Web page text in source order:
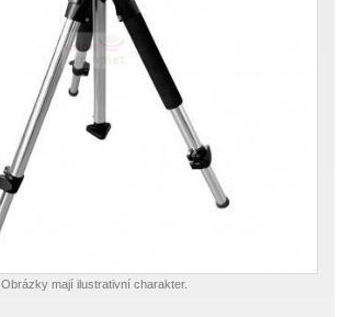
Obrázky mají ilustrativní charakter.